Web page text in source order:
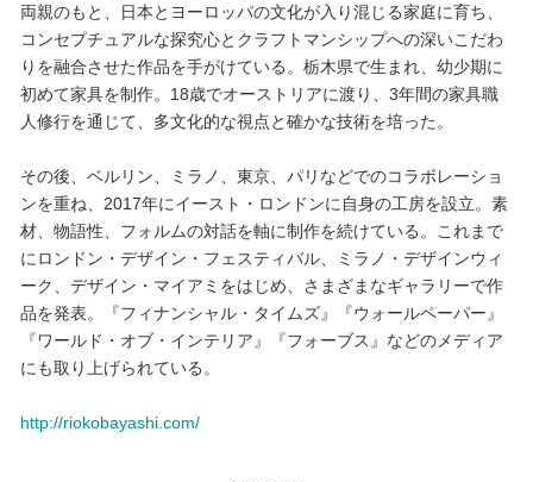
両親のもと、日本とヨーロッパの文化が入り混じる家庭に育ち、
コンセプチュアルな探究心とクラフトマンシップへの深いこだわ
りを融合させた作品を手がけている。栃木県で生まれ、幼少期に
初めて家具を制作。18歳でオーストリアに渡り、3年間の家具職
人修行を通じて、多文化的な視点と確かな技術を培った。
その後、ベルリン、ミラノ、東京、パリなどでのコラボレーショ
ンを重ね、2017年にイースト・ロンドンに自身の工房を設立。素
材、物語性、フォルムの対話を軸に制作を続けている。これまで
にロンドン・デザイン・フェスティバル、ミラノ・デザインウィ
ーク、デザイン・マイアミをはじめ、さまざまなギャラリーで作
品を発表。『フィナンシャル・タイムズ』『ウォールペーパー』
『ワールド・オブ・インテリア』『フォーブス』などのメディア
にも取り上げられている。
http://riokobayashi.com/